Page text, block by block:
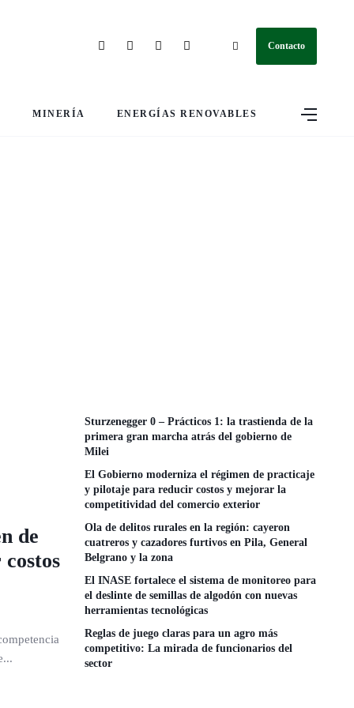
Contacto
MINERÍA ENERGÍAS RENOVABLES
de
Sturzenegger 0 – Prácticos 1: la trastienda de la
primera gran marcha atrás del gobierno de
Milei
El Gobierno moderniza el régimen de practicaje
y pilotaje para reducir costos y mejorar la
competitividad del comercio exterior
Ola de delitos rurales en la región: cayeron
cuatreros y cazadores furtivos en Pila, General
Belgrano y la zona
El INASE fortalece el sistema de monitoreo para
el deslinte de semillas de algodón con nuevas
herramientas tecnológicas
Reglas de juego claras para un agro más
competitivo: La mirada de funcionarios del
sector